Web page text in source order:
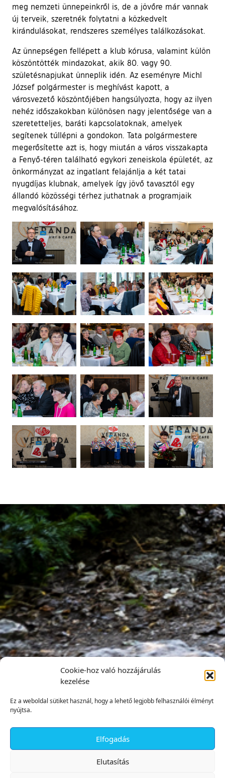
Cookie-hoz való hozzájárulás
kezelése
Ez a weboldal sütiket használ, hogy a lehető legjobb felhasználói élményt
nyújtsa.
Elfogadás
Elutasítás
meg nemzeti ünnepeinkről is, de a jövőre már vannak
új terveik, szeretnék folytatni a közkedvelt
kirándulásokat, rendszeres személyes találkozásokat.
Az ünnepségen fellépett a klub kórusa, valamint külön
köszöntötték mindazokat, akik 80. vagy 90.
születésnapjukat ünneplik idén. Az eseményre Michl
József polgármester is meghívást kapott, a
városvezető köszöntőjében hangsúlyozta, hogy az ilyen
nehéz időszakokban különösen nagy jelentősége van a
szeretetteljes, baráti kapcsolatoknak, amelyek
segítenek túllépni a gondokon. Tata polgármestere
megerősítette azt is, hogy miután a város visszakapta
a Fenyő-téren található egykori zeneiskola épületét, az
önkormányzat az ingatlant felajánlja a két tatai
nyugdíjas klubnak, amelyek így jövő tavasztól egy
állandó közösségi térhez juthatnak a programjaik
megvalósításához.
Ugrás a galéria utánra
✕